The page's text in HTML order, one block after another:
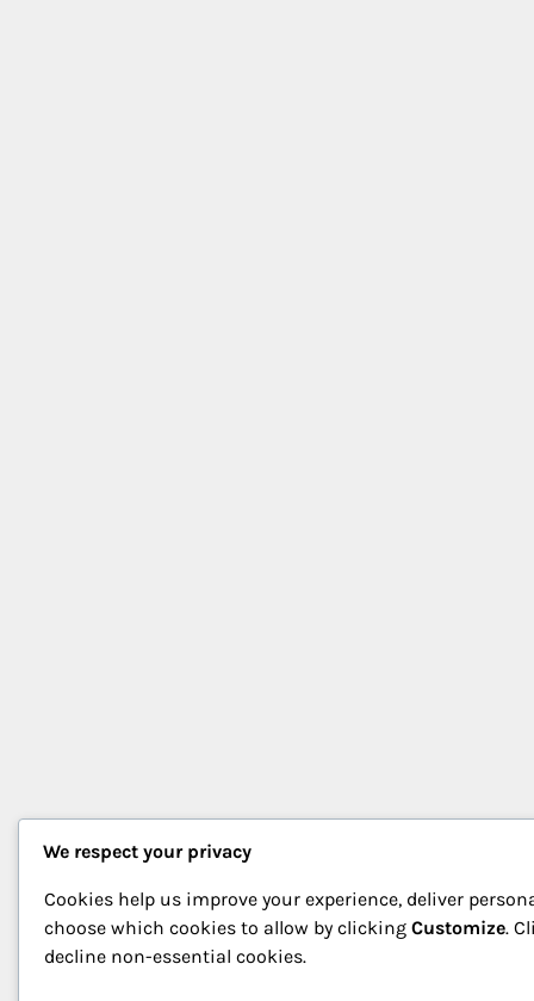
We respect your privacy
Cookies help us improve your experience, deliver
choose which cookies to allow by clicking Customize.
decline non-essential cookies.